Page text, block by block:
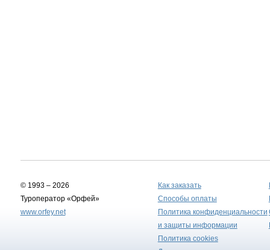
© 1993 – 2026
Туроператор «Орфей»
www.orfey.net
Как заказать
Способы оплаты
Политика конфиденциальности
и защиты информации
Политика cookies